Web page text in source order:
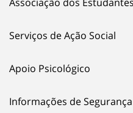
Serviços de Ação Social
Apoio Psicológico
Informações de Segurança